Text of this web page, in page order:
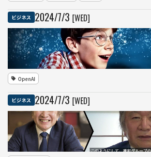
ビジネス 2024/7/3 [WED]
OpenAI
ビジネス 2024/7/3 [WED]